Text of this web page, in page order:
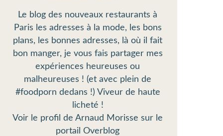
Le blog des nouveaux restaurants à
Paris les adresses à la mode, les bons
plans, les bonnes adresses, là où il fait
bon manger, je vous fais partager mes
expériences heureuses ou
malheureuses ! (et avec plein de
#foodporn dedans !) Viveur de haute
licheté !
Voir le profil de Arnaud Morisse sur le
portail Overblog